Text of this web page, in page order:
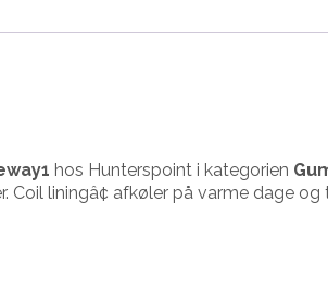
hos Hunterspoint i kategorien
liningâ¢ afkøler på varme dage